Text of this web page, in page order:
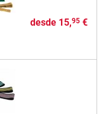
desde 15,95€